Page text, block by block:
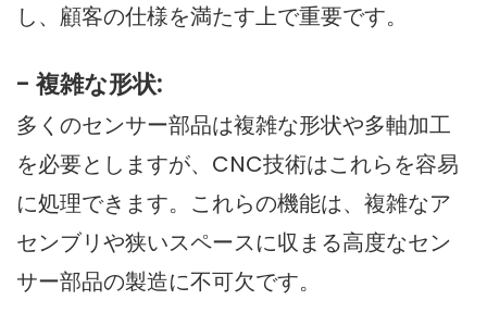
し、顧客の仕様を満たす上で重要です。
- 複雑な形状:
多くのセンサー部品は複雑な形状や多軸加工
を必要としますが、CNC技術はこれらを容易
に処理できます。これらの機能は、複雑なア
センブリや狭いスペースに収まる高度なセン
サー部品の製造に不可欠です。